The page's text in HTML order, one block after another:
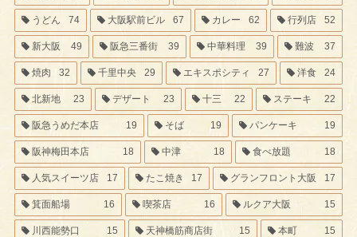
うどん 74 大阪駅前ビル 67 カレー 62 行列店 52
新大阪 49 阪急三番街 39 中華料理 39 難波 37
焼肉 32 千里中央 29 エキスポシティ 27 洋食 24
北新地 23 デザート 23 十三 22 ステーキ 22
阪急うめだ本店 19 そば 19 パンケーキ 19
阪神梅田本店 18 中津 18 食べ放題 18
人気スイーツ店 17 たこ焼き 17 グランフロント大阪 17
箕面船場 16 喫茶店 16 ルクア大阪 15
川西能勢口 15 天神橋筋商店街 15 本町 15